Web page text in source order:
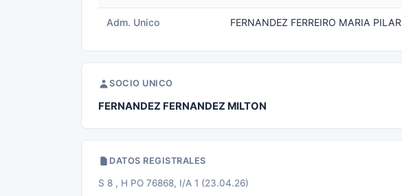
Adm. Unico FERNANDEZ FERREIRO MARIA PILAR
SOCIO UNICO
FERNANDEZ FERNANDEZ MILTON
DATOS REGISTRALES
S 8 , H PO 76868, I/A 1 (23.04.26)